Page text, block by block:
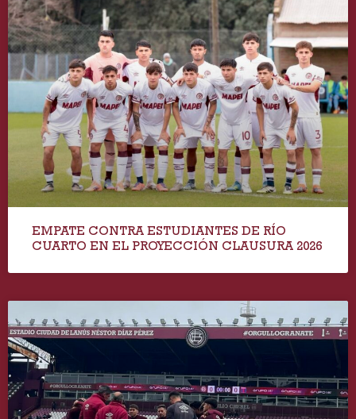
EMPATE CONTRA ESTUDIANTES DE RÍO
CUARTO EN EL PROYECCIÓN CLAUSURA 2026